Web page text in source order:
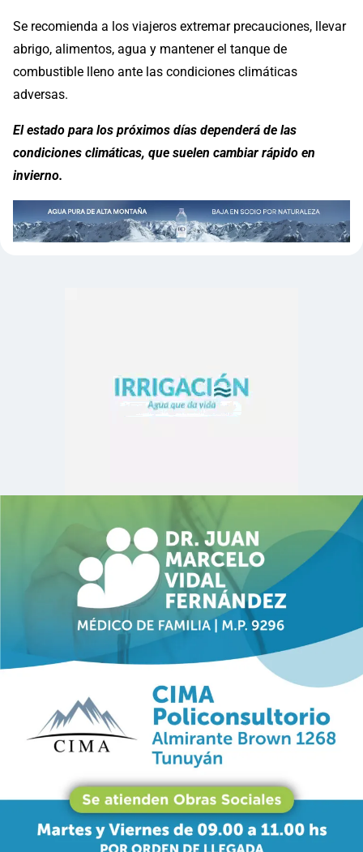
Se recomienda a los viajeros extremar precauciones, llevar
abrigo, alimentos, agua y mantener el tanque de
combustible lleno ante las condiciones climáticas
adversas.
El estado para los próximos días dependerá de las
condiciones climáticas, que suelen cambiar rápido en
invierno.